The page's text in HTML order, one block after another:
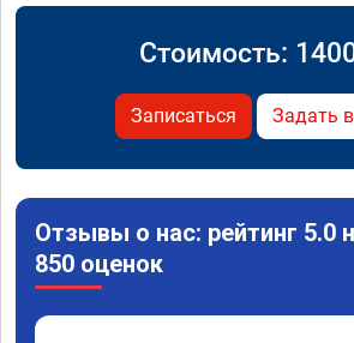
Стоимость:
Записаться Задать
Отзывы о нас: рейтинг 5.0
850 оценок